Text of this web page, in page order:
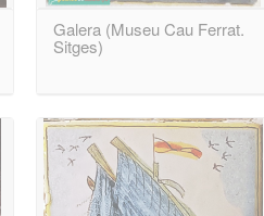
Galera (Museu Cau Ferrat.
Sitges)